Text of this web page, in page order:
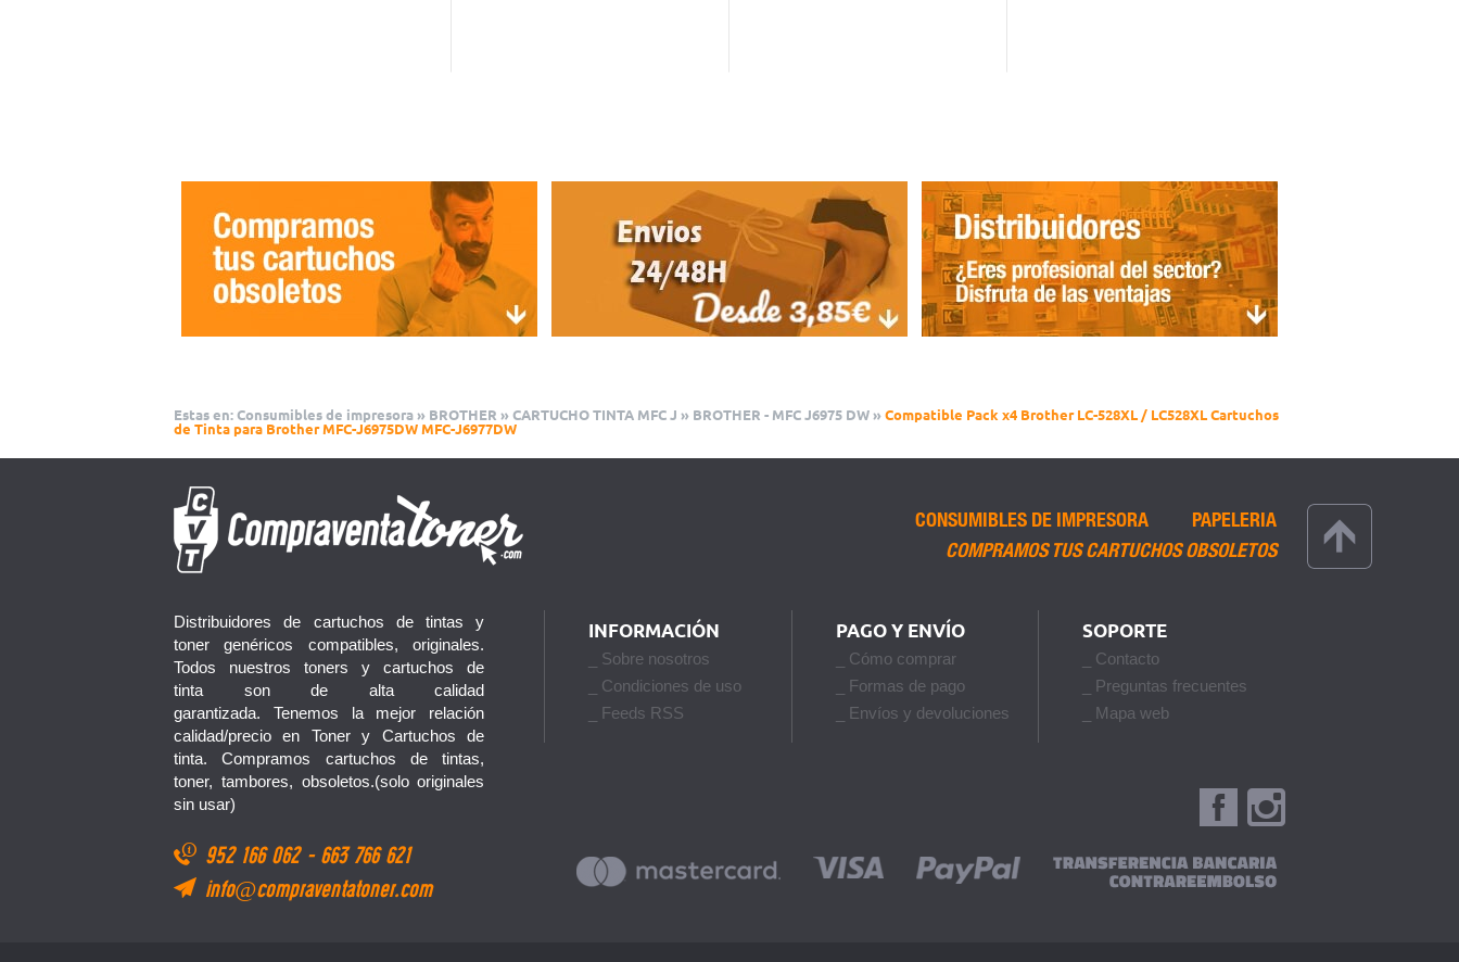
Estas en: Consumibles de impresora » BROTHER » CARTUCHO TINTA MFC J » BROTHER - MFC J6975 DW » Compatible Pack x4 Brother LC-528XL / LC528XL Cartuchos
de Tinta para Brother MFC-J6975DW MFC-J6977DW
CONSUMIBLES DE IMPRESORA
PAPELERIA
COMPRAMOS TUS CARTUCHOS OBSOLETOS
Distribuidores de cartuchos de tintas y
toner genéricos compatibles, originales.
Todos nuestros toners y cartuchos de
tinta son de alta calidad
garantizada. Tenemos la mejor relación
calidad/precio en Toner y Cartuchos de
tinta. Compramos cartuchos de tintas,
toner, tambores, obsoletos.(solo originales
sin usar)
952 166 062 - 663 766 621
info@compraventatoner.com
INFORMACIÓN
_ Sobre nosotros
_ Condiciones de uso
_ Feeds RSS
PAGO Y ENVÍO
_ Cómo comprar
_ Formas de pago
_ Envíos y devoluciones
SOPORTE
_ Contacto
_ Preguntas frecuentes
_ Mapa web